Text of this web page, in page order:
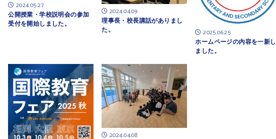
2024.05.27
公開授業・学校説明会の参加
受付を開始しました。
2024.04.09
理事長・校長講話がありまし
た。
2025.06.25
ホームページの内容を一新し
ました。
2024.04.08